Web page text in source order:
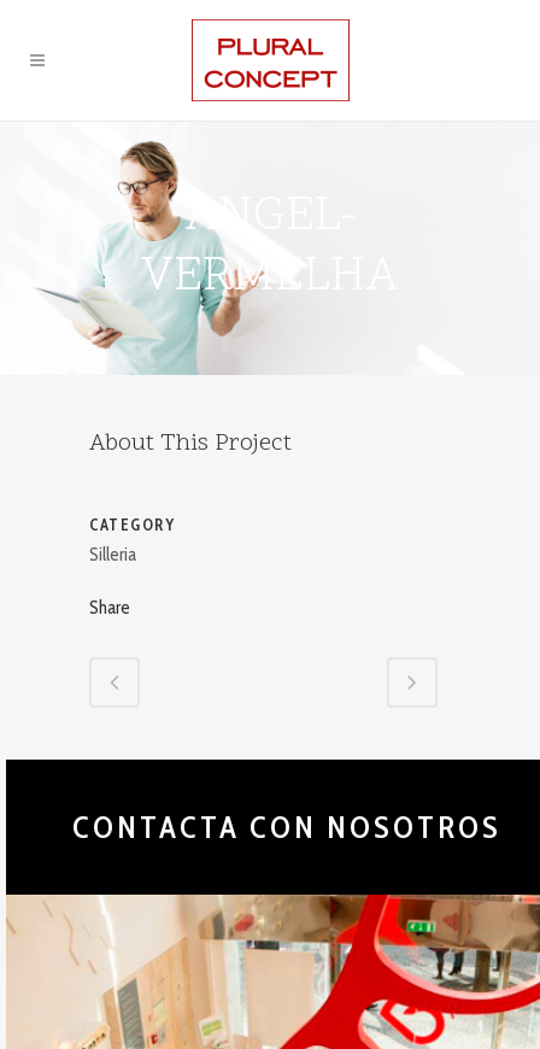
ANGEL-
VERMELHA
About This Project
CATEGORY
Silleria
Share
CONTACTA CON NOSOTROS